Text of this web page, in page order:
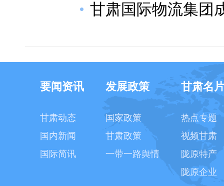
甘肃国际物流集团
要闻资讯
甘肃动态
国内新闻
国际简讯
发展政策
国家政策
甘肃政策
一带一路舆情
甘肃名
热点专题
视频甘肃
陇原特产
陇原企业